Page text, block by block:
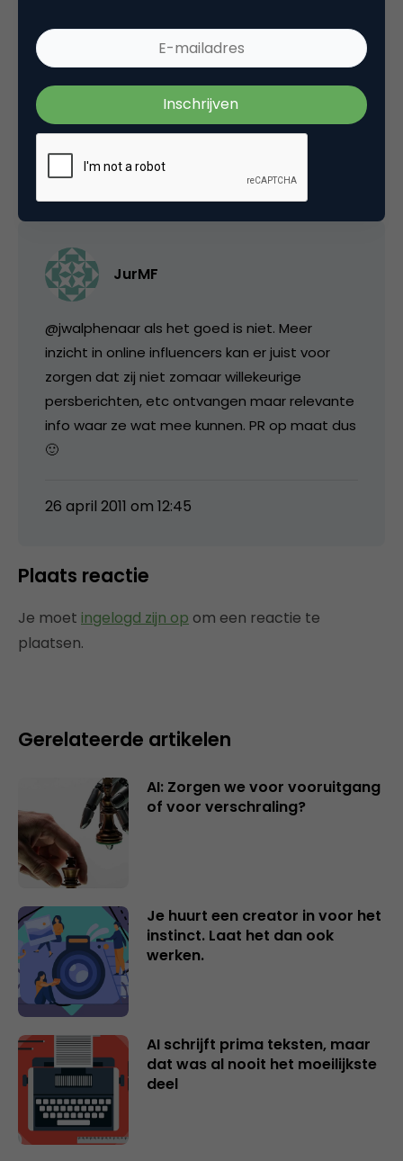
oh jee, gaan PR-bureaus straks massaal de
online influencers lastig vallen met
persberichten, persreisjes en producten om te
26 april 2011 om 12:20
JurMF
@jwalphenaar als het goed is niet. Meer
inzicht in online influencers kan er juist voor
zorgen dat zij niet zomaar willekeurige
persberichten, etc ontvangen maar relevante
info waar ze wat mee kunnen. PR op maat dus
🙂
26 april 2011 om 12:45
Plaats reactie
Je moet ingelogd zijn op om een reactie te
plaatsen.
Gerelateerde artikelen
AI: Zorgen we voor vooruitgang
of voor verschraling?
Je huurt een creator in voor het
instinct. Laat het dan ook
werken.
AI schrijft prima teksten, maar
dat was al nooit het moeilijkste
deel